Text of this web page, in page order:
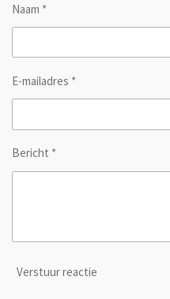
Naam *
E-mailadres *
Bericht *
Verstuur reactie